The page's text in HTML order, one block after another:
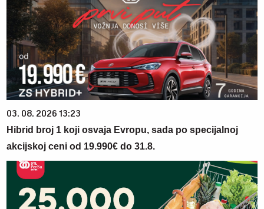
03. 08. 2026 13:23
Hibrid broj 1 koji osvaja Evropu, sada po specijalnoj
akcijskoj ceni od 19.990€ do 31.8.